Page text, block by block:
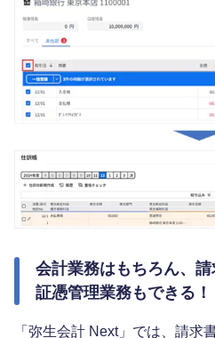
会計業務はもちろん、請
証憑管理業務もできる！
「弥生会計 Next」では、請求